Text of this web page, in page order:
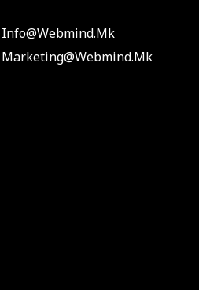
Info@webmind.mk
Marketing@webmind.mk